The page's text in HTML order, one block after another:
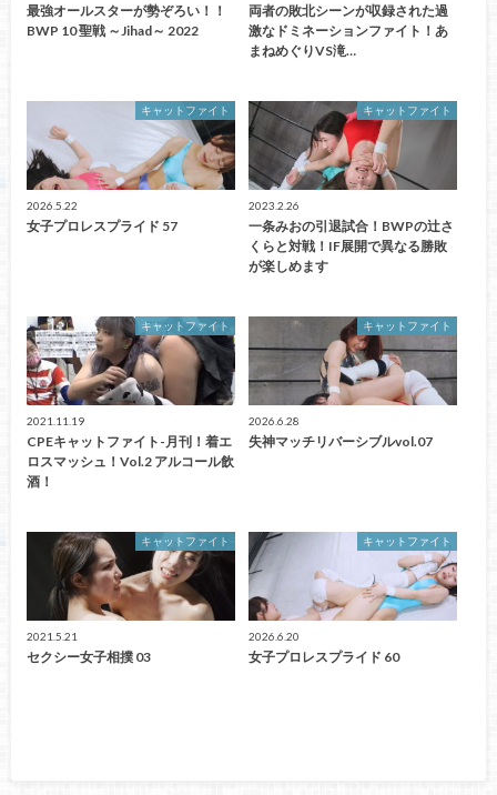
最強オールスターが勢ぞろい！！
BWP 10 聖戦 ～Jihad～ 2022
両者の敗北シーンが収録された過
激なドミネーションファイト！あ
まねめぐりVS滝…
キャットファイト
2026.5.22
女子プロレスプライド 57
キャットファイト
2023.2.26
一条みおの引退試合！BWPの辻さ
くらと対戦！IF展開で異なる勝敗
が楽しめます
キャットファイト
2021.11.19
CPEキャットファイト-月刊！着エ
ロスマッシュ！Vol.2 アルコール飲
酒！
キャットファイト
2026.6.28
失神マッチリバーシブルvol.07
キャットファイト
2021.5.21
セクシー女子相撲 03
キャットファイト
2026.6.20
女子プロレスプライド 60